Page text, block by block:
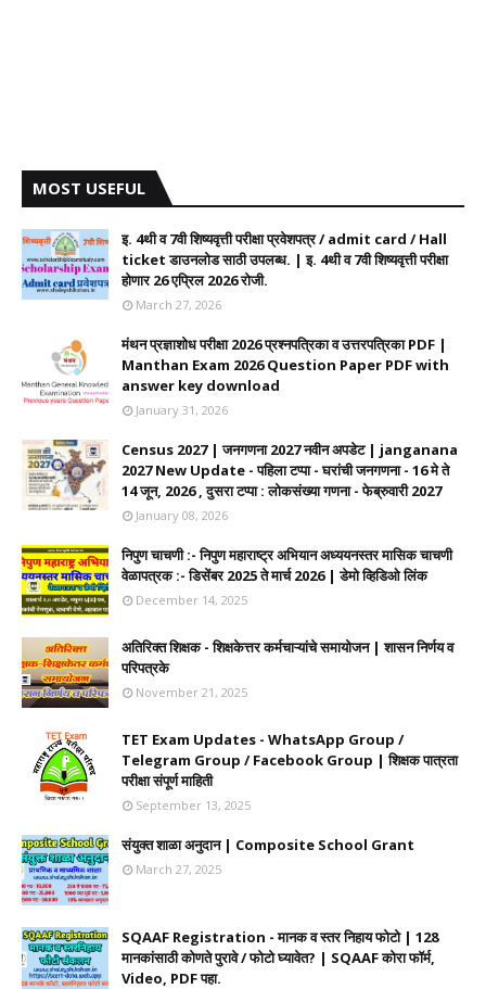
MOST USEFUL
इ. 4थी व 7वी शिष्यवृत्ती परीक्षा प्रवेशपत्र / admit card / Hall
ticket डाउनलोड साठी उपलब्ध. | इ. 4थी व 7वी शिष्यवृत्ती परीक्षा
होणार 26 एप्रिल 2026 रोजी.
March 27, 2026
मंथन प्रज्ञाशोध परीक्षा 2026 प्रश्नपत्रिका व उत्तरपत्रिका PDF |
Manthan Exam 2026 Question Paper PDF with
answer key download
January 31, 2026
Census 2027 | जनगणना 2027 नवीन अपडेट | janganana
2027 New Update - पहिला टप्पा - घरांची जनगणना - 16 मे ते
14 जून, 2026 , दुसरा टप्पा : लोकसंख्या गणना - फेब्रुवारी 2027
January 08, 2026
निपुण चाचणी :- निपुण महाराष्ट्र अभियान अध्ययनस्तर मासिक चाचणी
वेळापत्रक :- डिसेंबर 2025 ते मार्च 2026 | डेमो व्हिडिओ लिंक
December 14, 2025
अतिरिक्त शिक्षक - शिक्षकेत्तर कर्मचाऱ्यांचे समायोजन | शासन निर्णय व
परिपत्रके
November 21, 2025
TET Exam Updates - WhatsApp Group /
Telegram Group / Facebook Group | शिक्षक पात्रता
परीक्षा संपूर्ण माहिती
September 13, 2025
संयुक्त शाळा अनुदान | Composite School Grant
March 27, 2025
SQAAF Registration - मानक व स्तर निहाय फोटो | 128
मानकांसाठी कोणते पुरावे / फोटो घ्यावेत? | SQAAF कोरा फॉर्म,
Video, PDF पहा.